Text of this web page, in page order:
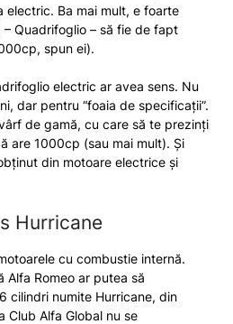
electric. Ba mai mult, e foarte
Quadrifoglio – să fie de fapt
spun ei).
electric ar avea sens. Nu
dar pentru “foaia de specificații”.
de gamă, cu care să te prezinți
are 1000cp (sau mai mult). Și
din motoare electrice și
Hurricane
cu combustie internă.
Alfa Romeo ar putea să
cilindri numite Hurricane, din
Club Alfa Global nu se